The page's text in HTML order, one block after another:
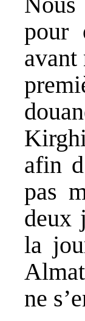
pour
avant
afin
pas
deux
la
ne